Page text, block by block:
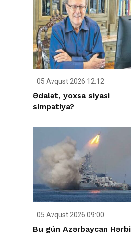
05 Avqust 2026 12:12
Ədalət, yoxsa siyasi
simpatiya?
05 Avqust 2026 09:00
Bu gün Azərbaycan Hərbi